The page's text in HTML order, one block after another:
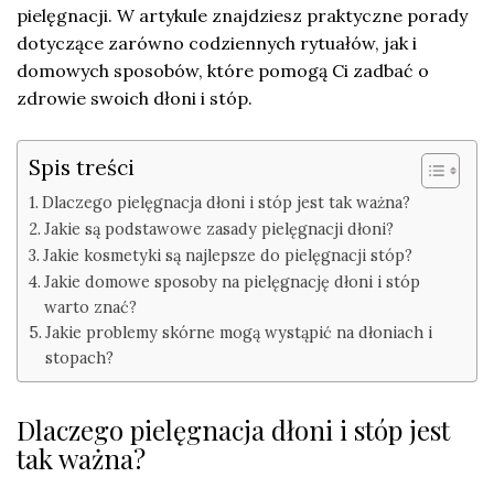
pielęgnacji. W artykule znajdziesz praktyczne porady
dotyczące zarówno codziennych rytuałów, jak i
domowych sposobów, które pomogą Ci zadbać o
zdrowie swoich dłoni i stóp.
Spis treści
Dlaczego pielęgnacja dłoni i stóp jest tak ważna?
Jakie są podstawowe zasady pielęgnacji dłoni?
Jakie kosmetyki są najlepsze do pielęgnacji stóp?
Jakie domowe sposoby na pielęgnację dłoni i stóp
warto znać?
Jakie problemy skórne mogą wystąpić na dłoniach i
stopach?
Dlaczego pielęgnacja dłoni i stóp jest
tak ważna?